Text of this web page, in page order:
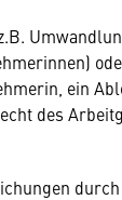
ein
des